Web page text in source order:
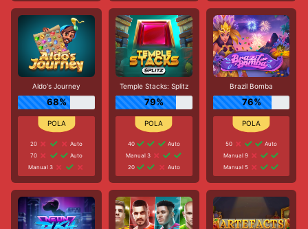
Aldo's Journey
68%
20
Auto
70
Auto
Manual 3
Temple Stacks: Splitz
79%
40
Auto
Manual 3
20
Auto
Brazil Bomba
76%
50
Auto
Manual 9
Manual 5